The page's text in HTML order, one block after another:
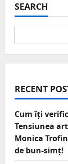
SEARCH
RECENT
Cum îți
Tensiunea
Monica
de bun-simț!